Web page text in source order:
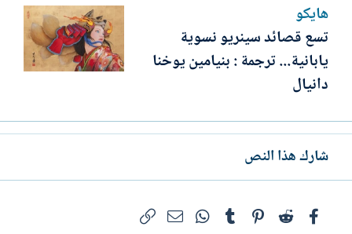
هايكو
تسع قصائد سينريو نسوية
يابانية... ترجمة : بنيامين يوخنا
دانيال
شارك هذا النص
فيسبوكReddit
Pinterest
Tumblr
WhatsAppالبريد الإلكتروني